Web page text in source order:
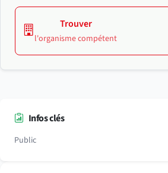
Trouver
l'organisme compétent
Infos clés
Public